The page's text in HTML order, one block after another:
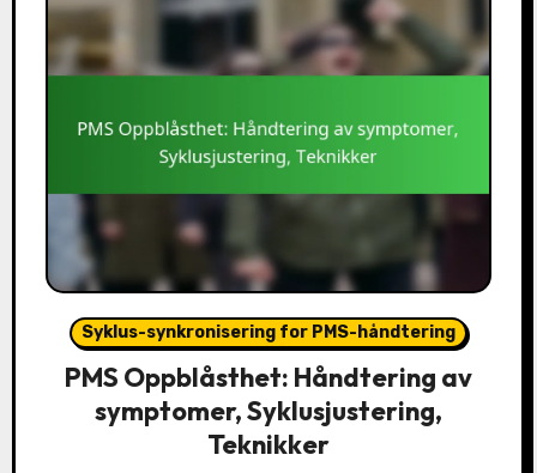
Syklus-synkronisering for PMS-håndtering
PMS Oppblåsthet: Håndtering av
symptomer, Syklusjustering,
Teknikker